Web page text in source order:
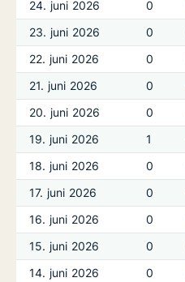
24. juni 2026 0
23. juni 2026
0
22. juni 2026
0
21. juni 2026
0
20. juni 2026
0
19. juni 2026
1
18. juni 2026
0
17. juni 2026
0
16. juni 2026
0
15. juni 2026
0
14. juni 2026
0